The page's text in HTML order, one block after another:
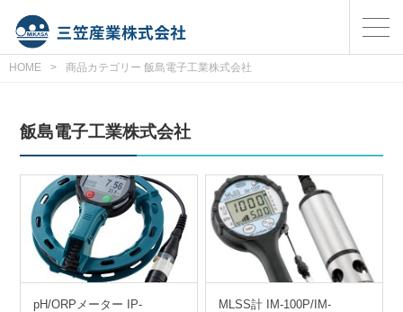
HOME > 商品カテゴリー 飯島電子工業株式会社
飯島電子工業株式会社
pH/ORPメーター IP-
MLSS計 IM-100P/IM-